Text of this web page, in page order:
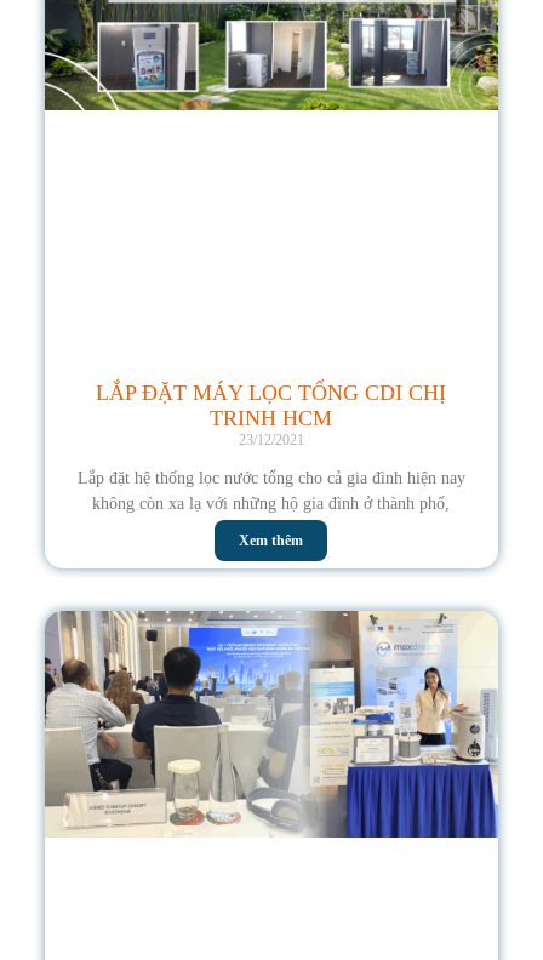
LẮP ĐẶT MÁY LỌC TỔNG CDI CHỊ
TRINH HCM
23/12/2021
Lắp đặt hệ thống lọc nước tổng cho cả gia đình hiện nay
không còn xa lạ với những hộ gia đình ở thành phố,
Xem thêm